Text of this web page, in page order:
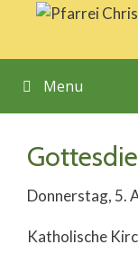
Springe
Inhalt
Menu
Donnerstag, 5.
Katholische